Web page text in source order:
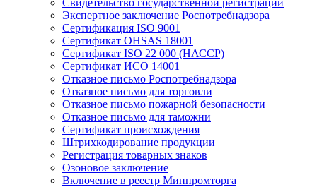
Свидетельство государственной регистрации
Экспертное заключение Роспотребнадзора
Сертификация ISO 9001
Сертификат OHSAS 18001
Сертификат ISO 22 000 (НАССР)
Сертификат ИСО 14001
Отказное письмо Роспотребнадзора
Отказное письмо для торговли
Отказное письмо пожарной безопасности
Отказное письмо для таможни
Сертификат происхождения
Штрихкодирование продукции
Регистрация товарных знаков
Озоновое заключение
Включение в реестр Минпромторга